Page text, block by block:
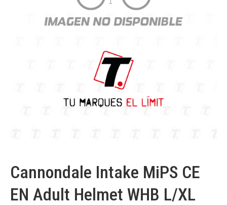
Cannondale Intake MiPS CE
EN Adult Helmet WHB L/XL